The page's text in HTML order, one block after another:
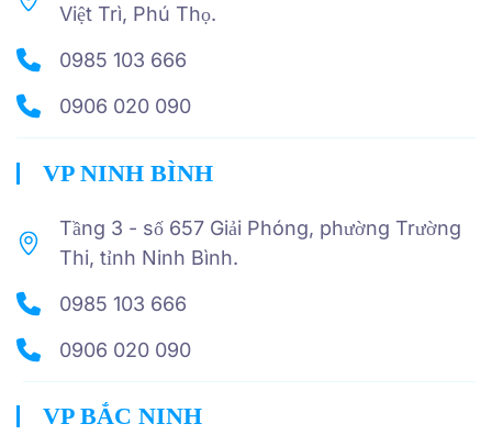
Việt Trì, Phú Thọ.
0985 103 666
0906 020 090
VP NINH BÌNH
Tầng 3 - số 657 Giải Phóng, phường Trường
Thi, tỉnh Ninh Bình.
0985 103 666
0906 020 090
VP BẮC NINH